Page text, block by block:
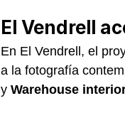
El Vendrell
En El Vendrell, el
a la fotografía
y Warehouse